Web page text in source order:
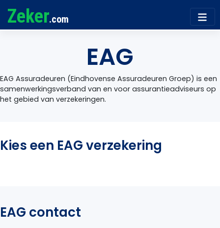
Zeker.com
EAG
EAG Assuradeuren (Eindhovense Assuradeuren Groep) is een
samenwerkingsverband van en voor assurantieadviseurs op
het gebied van verzekeringen.
Kies een EAG verzekering
EAG contact